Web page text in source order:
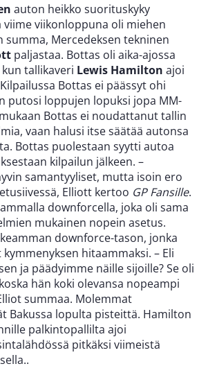
auton heikko suorituskyky
viime viikonloppuna oli miehen
summa, Mercedeksen tekninen
paljastaa. Bottas oli aika-ajossa
tallikaveri Lewis Hamilton ajoi
Bottas ei päässyt ohi
putosi loppujen lopuksi jopa MM-
Bottas ei noudattanut tallin
vaan halusi itse säätää autonsa
Bottas puolestaan syytti autoa
kilpailun jälkeen. –
samantyyliset, mutta isoin ero
Elliott kertoo GP Fansille.
downforcella, joka oli sama
mukainen nopein asetus.
downforce-tason, jonka
hitaammaksi. – Eli
ja päädyimme näille sijoille? Se oli
hän koki olevansa nopeampi
summaa. Molemmat
Bakussa lopulta pisteittä. Hamilton
palkintopallilta ajoi
pitkäksi viimeistä